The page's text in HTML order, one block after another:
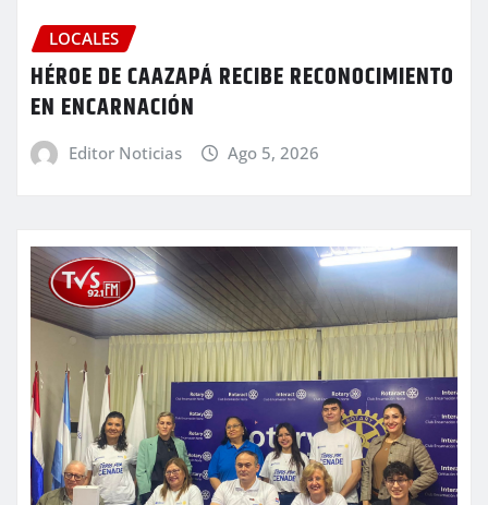
LOCALES
HÉROE DE CAAZAPÁ RECIBE RECONOCIMIENTO
EN ENCARNACIÓN
Editor Noticias Ago 5, 2026